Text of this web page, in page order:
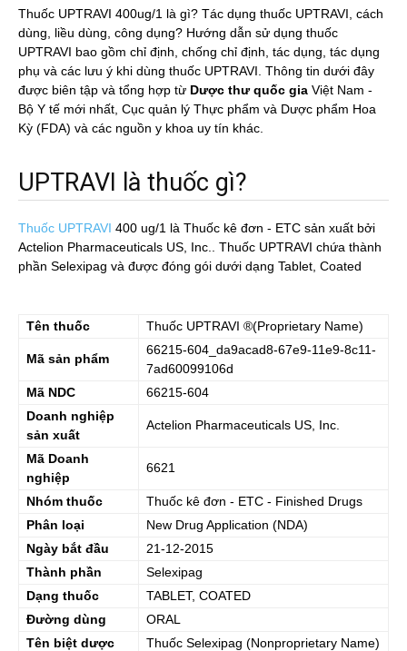
Thuốc UPTRAVI 400ug/1 là gì? Tác dụng thuốc UPTRAVI, cách
dùng, liều dùng, công dụng? Hướng dẫn sử dụng thuốc
UPTRAVI bao gồm chỉ định, chống chỉ định, tác dụng, tác dụng
phụ và các lưu ý khi dùng thuốc UPTRAVI. Thông tin dưới đây
được biên tập và tổng hợp từ Dược thư quốc gia Việt Nam -
Bộ Y tế mới nhất, Cục quản lý Thực phẩm và Dược phẩm Hoa
Kỳ (FDA) và các nguồn y khoa uy tín khác.
UPTRAVI là thuốc gì?
Thuốc UPTRAVI 400 ug/1 là Thuốc kê đơn - ETC sản xuất bởi
Actelion Pharmaceuticals US, Inc.. Thuốc UPTRAVI chứa thành
phần Selexipag và được đóng gói dưới dạng Tablet, Coated
Tên thuốc Thuốc UPTRAVI ®(Proprietary Name)
Mã sản phẩm
66215-604_da9acad8-67e9-11e9-8c11-
7ad60099106d
Mã NDC
66215-604
Doanh nghiệp
sản xuất
Actelion Pharmaceuticals US, Inc.
Mã Doanh
nghiệp
6621
Nhóm thuốc
Thuốc kê đơn - ETC - Finished Drugs
Phân loại
New Drug Application (NDA)
Ngày bắt đầu
21-12-2015
Thành phần
Selexipag
Dạng thuốc
TABLET, COATED
Đường dùng
ORAL
Tên biệt dược
Thuốc Selexipag (Nonproprietary Name)